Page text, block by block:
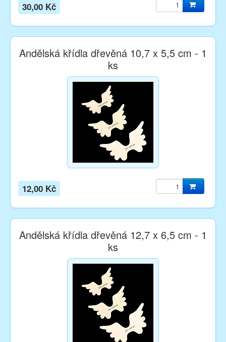
30,00 Kč
Andělská křídla dřevěná 10,7 x 5,5 cm - 1
ks
12,00 Kč
Andělská křídla dřevěná 12,7 x 6,5 cm - 1
ks